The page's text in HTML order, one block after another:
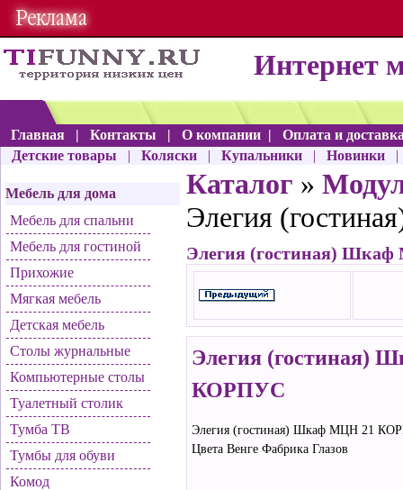
Интернет
Главная | Контакты | О компании |
Оплата и
Детские товары
| Коляски | Купальники | Новинки
Мебель для дома
Мебель для спальни
Мебель для гостиной
Прихожие
Мягкая мебель
Детская мебель
Столы журнальные
Компьютерные столы
Туалетный столик
Тумба ТВ
Тумбы для обуви
Комод
Каталог »
Элегия
Элегия (гостиная)
Элегия (гостиная)
КОРПУС
Элегия (гостиная) Шкаф МЦН 21
Цвета Венге Фабрика Глазов